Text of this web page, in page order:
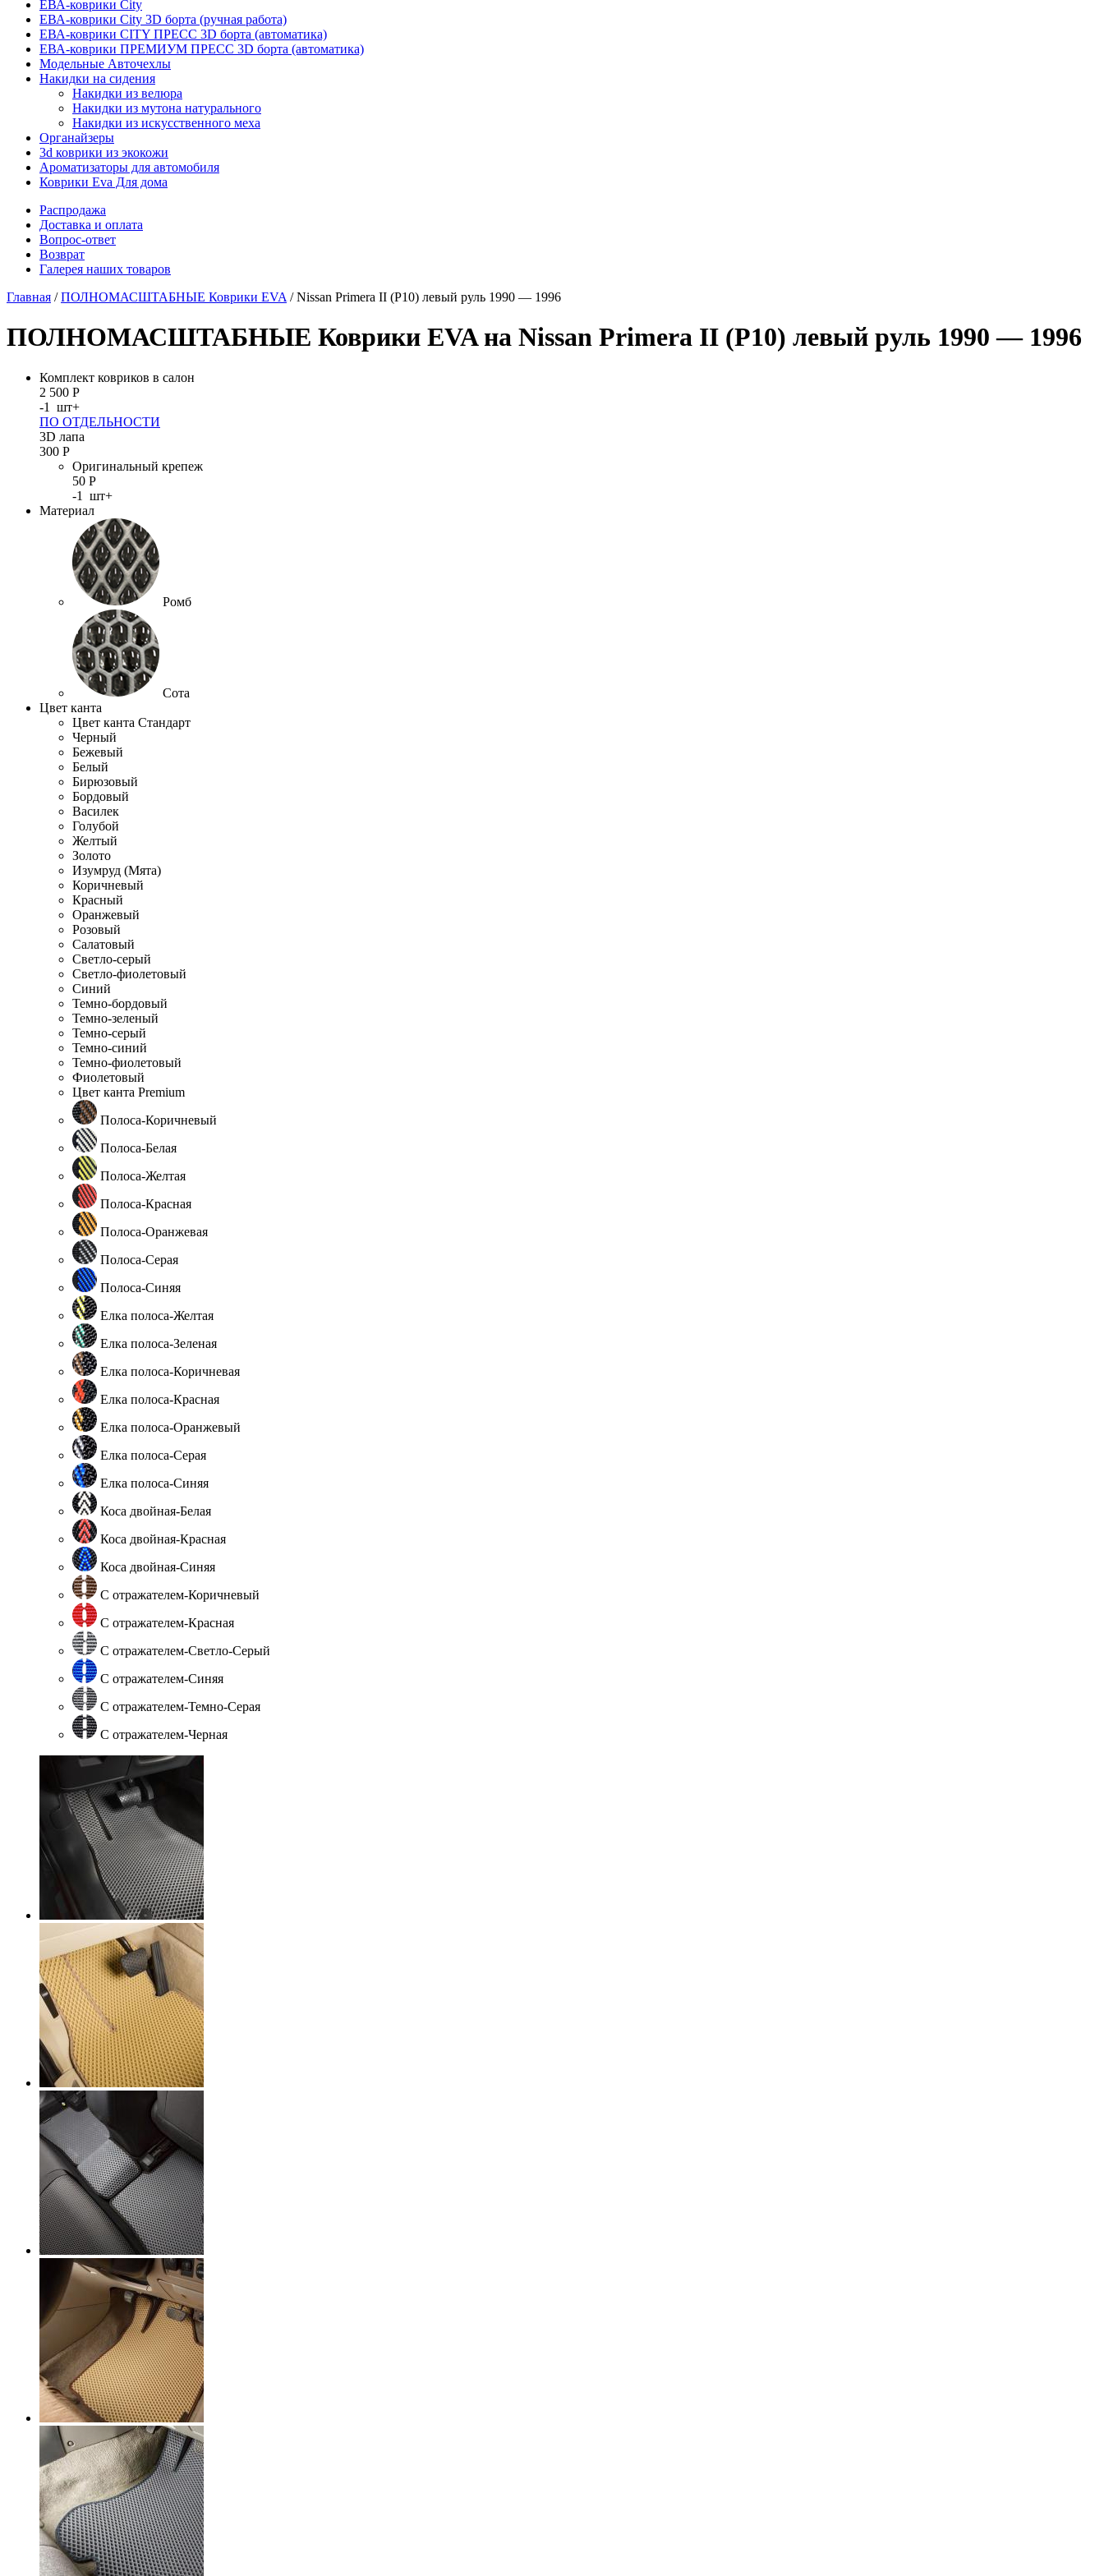
ЕВА-коврики City
ЕВА-коврики City 3D борта (ручная работа)
ЕВА-коврики CITY ПРЕСС 3D борта (автоматика)
ЕВА-коврики ПРЕМИУМ ПРЕСС 3D борта (автоматика)
Модельные Авточехлы
Накидки на сидения
Накидки из велюра
Накидки из мутона натурального
Накидки из искусственного меха
Органайзеры
3d коврики из экокожи
Ароматизаторы для автомобиля
Коврики Eva Для дома
Распродажа
Доставка и оплата
Вопрос-ответ
Возврат
Галерея наших товаров
Главная /ПОЛНОМАСШТАБНЫЕ Коврики EVA / Nissan Primera II (P10) левый руль 1990 — 1996
ПОЛНОМАСШТАБНЫЕ Коврики EVA на Nissan Primera II (P10) левый руль 1990 — 1996
Комплект ковриков в салон
2 500 Р
-1 шт+
ПО ОТДЕЛЬНОСТИ
3D лапа
300 Р
Оригинальный крепеж
50 Р
-1 шт+
Материал
Ромб
Сота
Цвет канта
Цвет канта Стандарт
Черный
Бежевый
Белый
Бирюзовый
Бордовый
Василек
Голубой
Желтый
Золото
Изумруд (Мята)
Коричневый
Красный
Оранжевый
Розовый
Салатовый
Светло-серый
Светло-фиолетовый
Синий
Темно-бордовый
Темно-зеленый
Темно-серый
Темно-синий
Темно-фиолетовый
Фиолетовый
Цвет канта Premium
Полоса-Коричневый
Полоса-Белая
Полоса-Желтая
Полоса-Красная
Полоса-Оранжевая
Полоса-Серая
Полоса-Синяя
Елка полоса-Желтая
Елка полоса-Зеленая
Елка полоса-Коричневая
Елка полоса-Красная
Елка полоса-Оранжевый
Елка полоса-Серая
Елка полоса-Синяя
Коса двойная-Белая
Коса двойная-Красная
Коса двойная-Синяя
С отражателем-Коричневый
С отражателем-Красная
С отражателем-Светло-Серый
С отражателем-Синяя
С отражателем-Темно-Серая
С отражателем-Черная